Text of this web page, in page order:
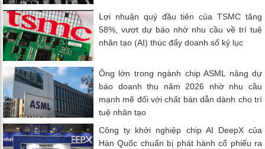
Lợi nhuận quý đầu tiên của TSMC tăng
58%, vượt dự báo nhờ nhu cầu về trí tuệ
nhân tạo (AI) thúc đẩy doanh số kỷ lục
Ông lớn trong ngành chip ASML nâng dự
báo doanh thu năm 2026 nhờ nhu cầu
mạnh mẽ đối với chất bán dẫn dành cho trí
tuệ nhân tạo
Công ty khởi nghiệp chip AI DeepX của
Hàn Quốc chuẩn bị phát hành cổ phiếu ra